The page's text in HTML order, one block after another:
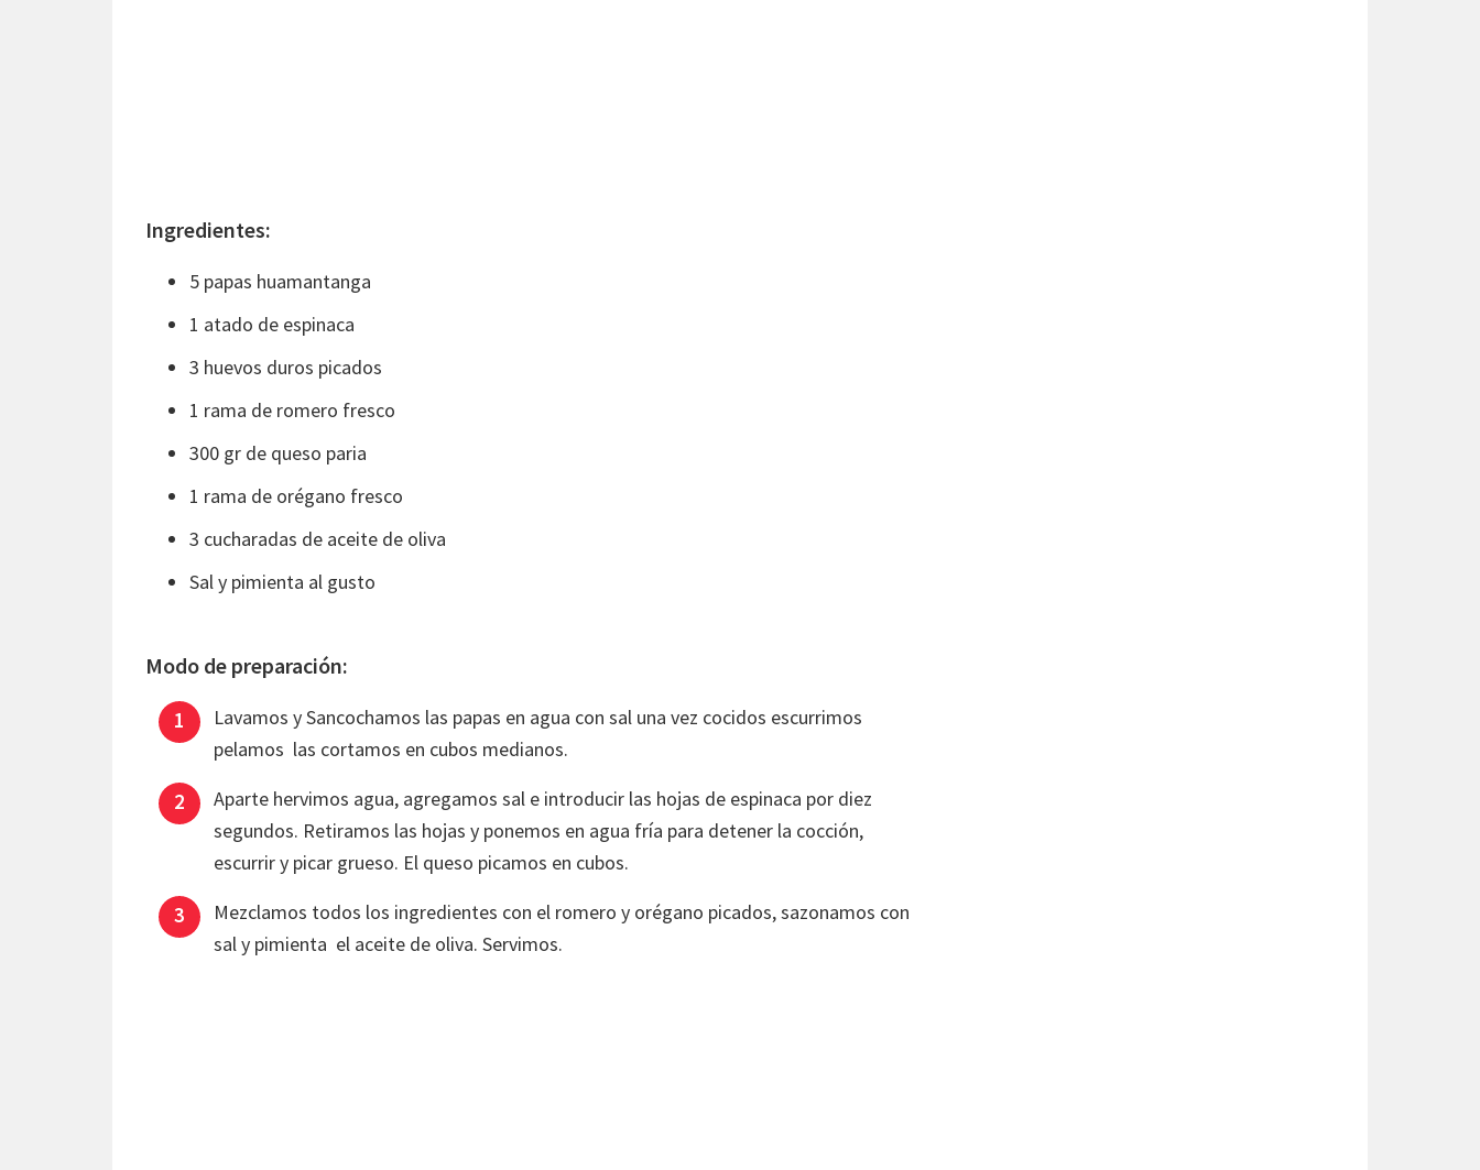
Ingredientes:
5 papas huamantanga
1 atado de espinaca
3 huevos duros picados
1 rama de romero fresco
300 gr de queso paria
1 rama de orégano fresco
3 cucharadas de aceite de oliva
Sal y pimienta al gusto
Modo de preparación:
Lavamos y Sancochamos las papas en agua con sal una vez cocidos escurrimos
pelamos las cortamos en cubos medianos.
Aparte hervimos agua, agregamos sal e introducir las hojas de espinaca por diez
segundos. Retiramos las hojas y ponemos en agua fría para detener la cocción,
escurrir y picar grueso. El queso picamos en cubos.
Mezclamos todos los ingredientes con el romero y orégano picados, sazonamos con
sal y pimienta el aceite de oliva. Servimos.